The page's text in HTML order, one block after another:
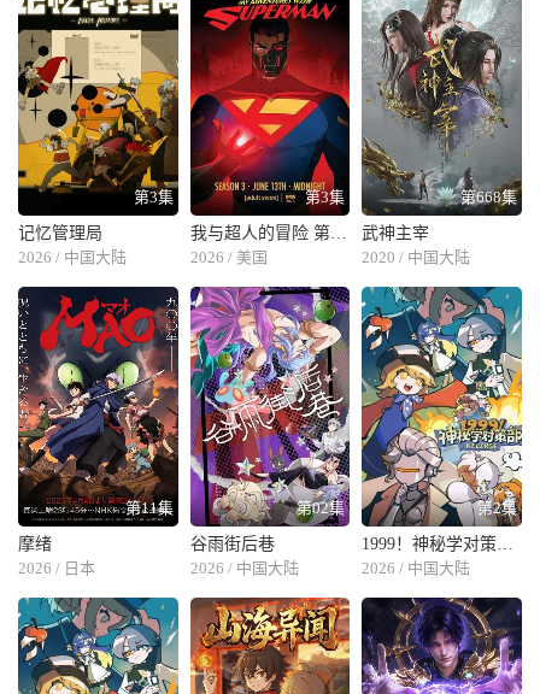
第3集
记忆管理局
2026 / 中国大陆
第3集
2026 / 美国
第668集
武神主宰
2020 / 中国大陆
第11集
摩绪
2026 / 日本
第02集
谷雨街后巷
2026 / 中国大陆
第2集
2026 / 中国大陆